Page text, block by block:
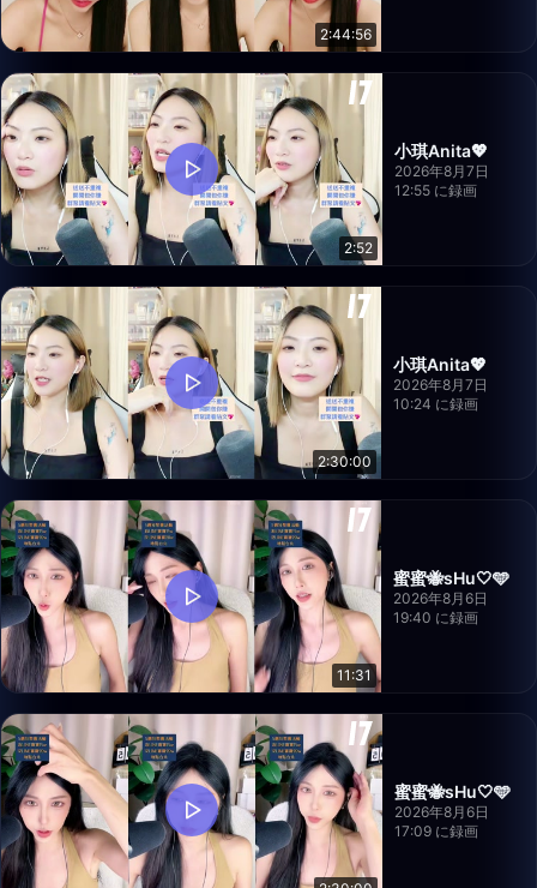
2:44:56
2:52
小琪Anita💖
2026年8月7日
12:55 に録画
2:30:00
小琪Anita💖
2026年8月7日
10:24 に録画
11:31
蜜蜜🐝sHu🤍🩵
2026年8月6日
19:40 に録画
蜜蜜🐝sHu🤍🩵
2026年8月6日
17:09 に録画